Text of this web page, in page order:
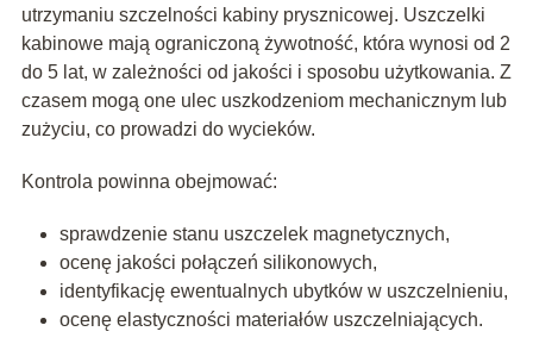
utrzymaniu szczelności kabiny prysznicowej. Uszczelki
kabinowe mają ograniczoną żywotność, która wynosi od 2
do 5 lat, w zależności od jakości i sposobu użytkowania. Z
czasem mogą one ulec uszkodzeniom mechanicznym lub
zużyciu, co prowadzi do wycieków.
Kontrola powinna obejmować:
sprawdzenie stanu uszczelek magnetycznych,
ocenę jakości połączeń silikonowych,
identyfikację ewentualnych ubytków w uszczelnieniu,
ocenę elastyczności materiałów uszczelniających.